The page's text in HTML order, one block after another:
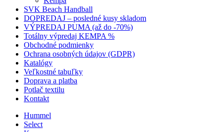
SVK Beach Handball
DOPREDAJ – posledné kusy skladom
VÝPREDAJ PUMA (až do -70%)
Totálny výpredaj KEMPA %
Obchodné podmienky
Ochrana osobných údajov (GDPR)
Katalógy
Veľkostné tabuľky
Doprava a platba
Potlač textilu
Kontakt
Hummel
Select